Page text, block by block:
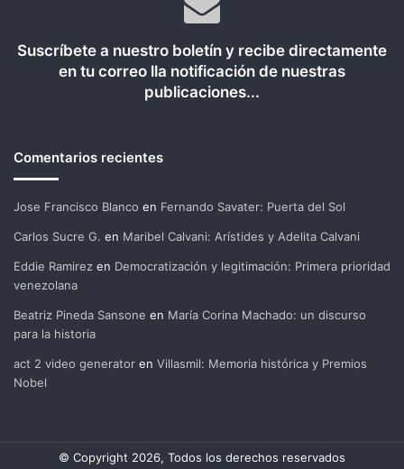
Suscríbete a nuestro boletín y recibe directamente
en tu correo lla notificación de nuestras
publicaciones...
Comentarios recientes
Jose Francisco Blanco en Fernando Savater: Puerta del Sol
Carlos Sucre G. en Maribel Calvani: Arístides y Adelita Calvani
Eddie Ramirez en Democratización y legitimación: Primera prioridad
venezolana
Beatriz Pineda Sansone en María Corina Machado: un discurso
para la historia
act 2 video generator en Villasmil: Memoria histórica y Premios
Nobel
© Copyright 2026, Todos los derechos reservados